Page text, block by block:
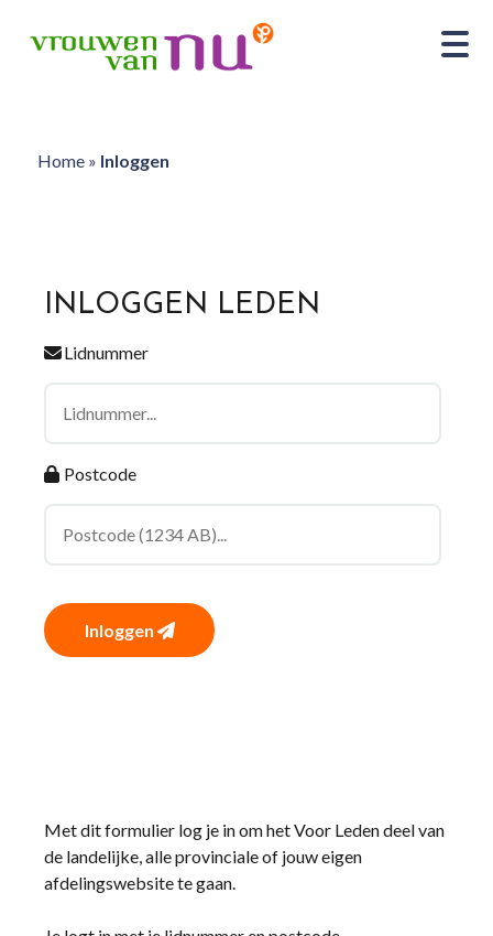
Home» Inloggen
INLOGGEN LEDEN
Lidnummer
Postcode
Inloggen
Met dit formulier log je in om het Voor Leden deel van
de landelijke, alle provinciale of jouw eigen
afdelingswebsite te gaan.